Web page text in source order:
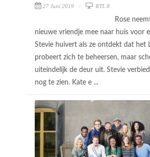
27 Juni 2019 RTL 8
Rose
nieuwe vriendje mee naar huis voor
Stevie huivert als ze ontdekt dat het
probeert zich te beheersen, maar
uiteindelijk de deur uit. Stevie
nog te zien. Kate e ...